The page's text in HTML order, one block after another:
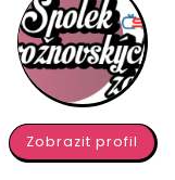
Zobrazit profil